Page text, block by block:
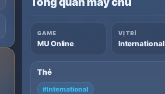
GAME
MU Online
VỊ TRÍ
International
Thẻ
#International